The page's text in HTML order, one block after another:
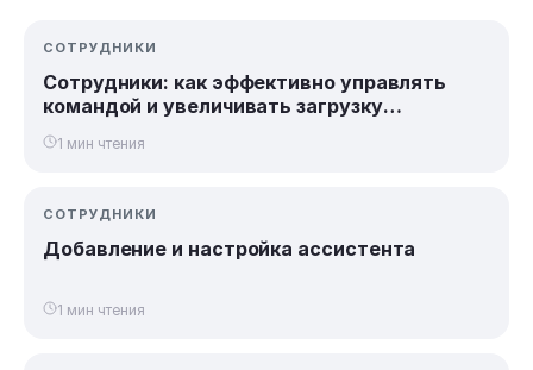
СОТРУДНИКИ
Сотрудники: как эффективно управлять
командой и увеличивать загрузку
специалистов
1 мин чтения
СОТРУДНИКИ
Добавление и настройка ассистента
1 мин чтения